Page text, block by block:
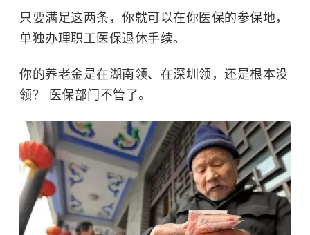
只要满足这两条，你就可以在你医保的参保地，
单独办理职工医保退休手续。
你的养老金是在湖南领、在深圳领，还是根本没
领？ 医保部门不管了。